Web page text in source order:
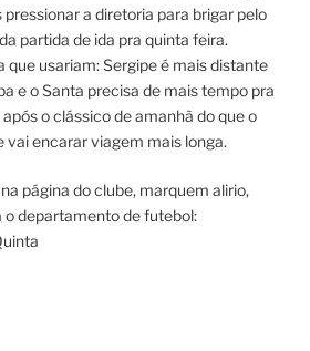
pressionar a diretoria para brigar pelo
partida de ida pra quinta feira.
que usariam: Sergipe é mais distante
e o Santa precisa de mais tempo pra
o clássico de amanhã do que o
vai encarar viagem mais longa.
página do clube, marquem alirio,
o departamento de futebol: